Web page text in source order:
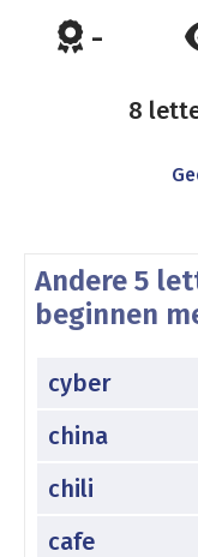
-
8
Andere 5
beginnen
cyber
china
chili
cafe